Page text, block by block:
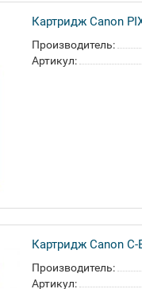
Картридж Canon
Производитель:
Артикул:
Картридж Canon
Производитель:
Артикул: